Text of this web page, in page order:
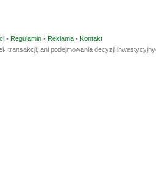
• Regulamin • Reklama • Kontakt
transakcji, ani podejmowania decyzji